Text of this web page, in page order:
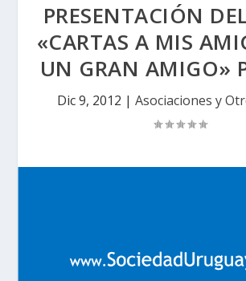
PRESENTACIÓN
«CARTAS A MIS
UN GRAN AMIGO»
Dic 9, 2012 | Asociaciones y